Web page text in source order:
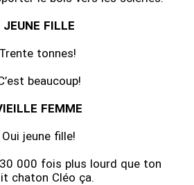
JEUNE FILLE
Trente tonnes!
beaucoup!
FEMME
Oui jeune fille!
000 fois plus lourd que ton
chaton Cléo ça.